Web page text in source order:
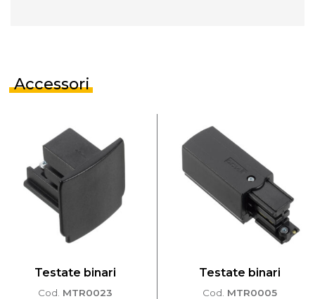
Accessori
Testate binari
Cod. MTR0023
Testate binari
Cod. MTR0005